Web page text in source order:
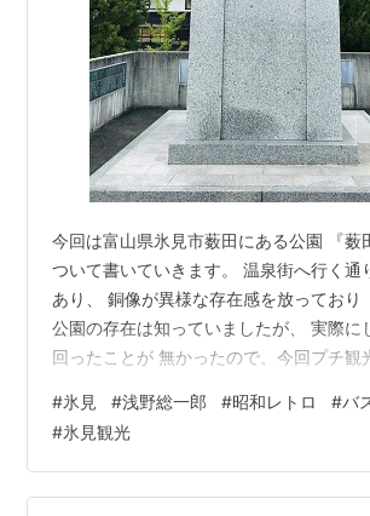
今回は富山県氷見市薮田にある公園 『薮
ついて書いていきます。 温泉街へ行く通
あり、 銅像が異様な存在感を放っており
公園の存在は知っていましたが、 実際に
回ったことが 無かったので、今回プチ観
れてみたい人に向けて 少しでもこの記事
ば幸いです。 ① 住所、トイレ、駐車場
935-0425 富山県氷見市薮田 薮田コミュ
ー横 ※番地の記載無し。 薮田コミュニテ
#氷見 #浅野総一郎 #昭和レトロ #バ
#氷見観光